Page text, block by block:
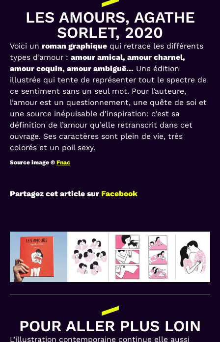
LES AMOURS, AGATHE
SORLET, 2020
Voici un roman graphiquequi retrace les différents
types d’amour : amour amical, amour charnel,
amour coquin, amour ambiguë…Une édition
illustrée qui tente de représenter tout le spectre de
ce sentiment sans un seul mot. Pour l’auteure,
l’amour est un questionnement, une quête de soi et
une source inépuisable d’inspiration: c’est sa
définition de l’amour qu’elle retranscrit dans cet
ouvrage. Ses caractères sont plein de vie, très
colorés et un poil sexy.
Source image © Fnac
Partagez cet article sur Facebook
POUR ALLER PLUS LOIN
L’illustration contemporaine continue elle aussi